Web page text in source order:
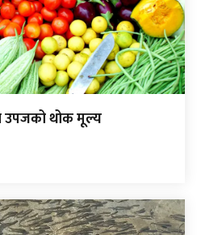
उपजको थोक मूल्य